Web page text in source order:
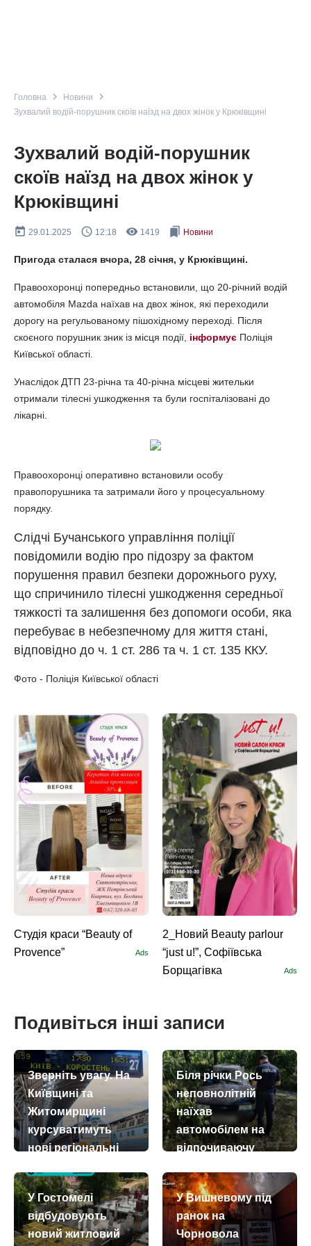
Головна navigate_next Новини navigate_next
Зухвалий водій-порушник скоїв наїзд на двох жінок у Крюківщині
Зухвалий водій-порушник
скоїв наїзд на двох жінок у
Крюківщині
today 29.01.2025 query_builder 12:18 remove_red_eye 1419 bookmarks Новини
Пригода сталася вчора, 28 січня, у Крюківщині.
Правоохоронці попередньо встановили, що 20-річний водій
автомобіля Mazda наїхав на двох жінок, які переходили
дорогу на регульованому пішохідному переході. Після
скоєного порушник зник із місця події, інформує Поліція
Київської області.
Унаслідок ДТП 23-річна та 40-річна місцеві жительки
отримали тілесні ушкодження та були госпіталізовані до
лікарні.
Правоохоронці оперативно встановили особу
правопорушника та затримали його у процесуальному
порядку.
Слідчі Бучанського управління поліції
повідомили водію про підозру за фактом
порушення правил безпеки дорожнього руху,
що спричинило тілесні ушкодження середньої
тяжкості та залишення без допомоги особи, яка
перебуває в небезпечному для життя стані,
відповідно до ч. 1 ст. 286 та ч. 1 ст. 135 ККУ.
Фото - Поліція Київської області
Студія краси “Beauty of
Provence”
Ads
2_Новий Beauty parlour
“just u!”, Софіївська
Борщагівка
Ads
Подивіться інші записи
Зверніть увагу. На
Київщині та
Житомирщині
курсуватимуть
нові регіональні
розклад)
today02.08.2026 remove_red_eye1680
Біля річки Рось
неповнолітній
наїхав
автомобілем на
відпочиваючу
У Гостомелі
відбудовують
новий житловий
У Вишневому під
ранок на
Чорновола